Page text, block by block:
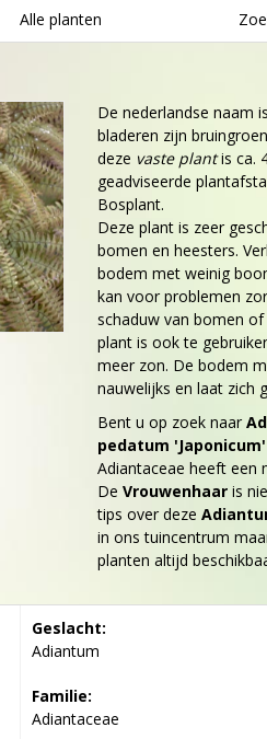
Alle planten
De nederlandse naam is
bladeren zijn
deze vaste plantis ca.
geadviseerde
Bosplant.
Deze plant is zeer
bomen en heesters.
bodem met weinig
kan voor problemen
schaduw van bomen
plant is ook te
meer zon. De bodem
nauwelijks en laat zich
Bent u op zoek naar
pedatum 'Japonicum'
Adiantaceae heeft een
De Vrouwenhaar is
tips over deze
in ons tuincentrum
planten altijd
Geslacht:
Adiantum
Familie:
Adiantaceae